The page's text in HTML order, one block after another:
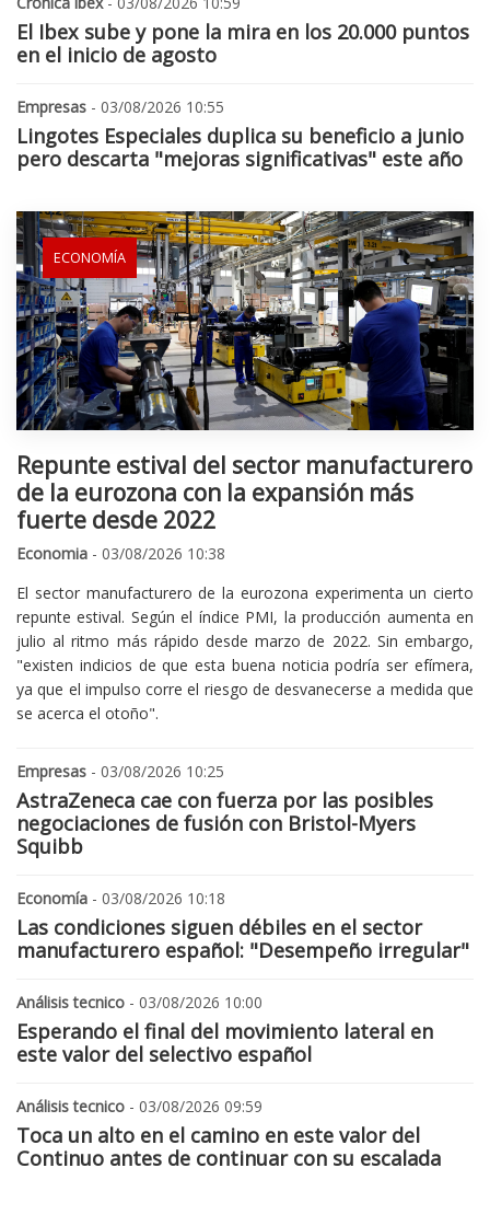
El Ibex sube y pone la mira en los 20.000 puntos
en el inicio de agosto
Empresas - 03/08/2026 10:55
Lingotes Especiales duplica su beneficio a junio
pero descarta "mejoras significativas" este año
ECONOMÍA
Repunte estival del sector manufacturero
de la eurozona con la expansión más
fuerte desde 2022
Economia - 03/08/2026 10:38
El sector manufacturero de la eurozona experimenta un cierto
repunte estival. Según el índice PMI, la producción aumenta en
julio al ritmo más rápido desde marzo de 2022. Sin embargo,
"existen indicios de que esta buena noticia podría ser efímera,
ya que el impulso corre el riesgo de desvanecerse a medida que
se acerca el otoño".
Empresas - 03/08/2026 10:25
AstraZeneca cae con fuerza por las posibles
negociaciones de fusión con Bristol-Myers
Squibb
Economía - 03/08/2026 10:18
Las condiciones siguen débiles en el sector
manufacturero español: "Desempeño irregular"
Análisis tecnico - 03/08/2026 10:00
Esperando el final del movimiento lateral en
este valor del selectivo español
Análisis tecnico - 03/08/2026 09:59
Toca un alto en el camino en este valor del
Continuo antes de continuar con su escalada